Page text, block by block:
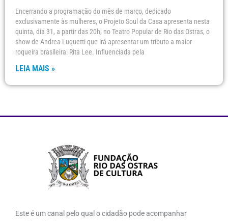
Encerrando a programação do mês de março, dedicado
exclusivamente às mulheres, o Projeto Soul da Casa apresenta nesta
quinta, dia 31, a partir das 20h, no Teatro Popular de Rio das Ostras, o
show de Andrea Luquetti que irá apresentar um tributo a maior
roqueira brasileira: Rita Lee. Influenciada pela
LEIA MAIS »
Este é um canal pelo qual o cidadão pode acompanhar